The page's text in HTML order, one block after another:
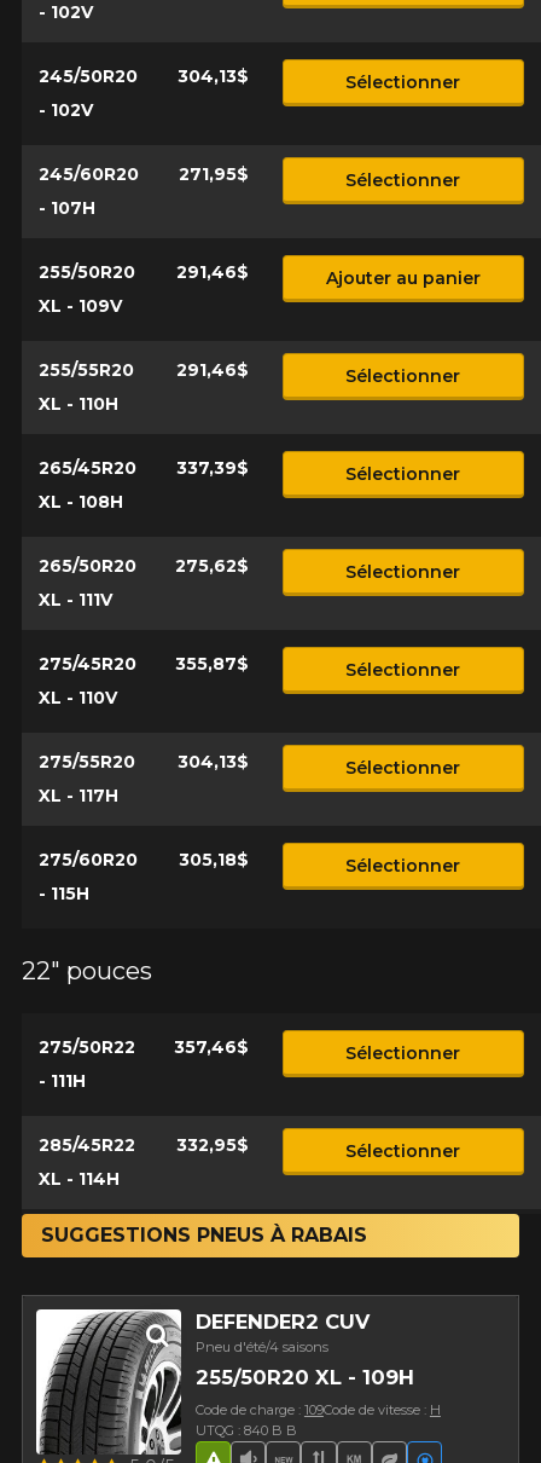
- 102V
245/50R20
- 102V
304,13$ Sélectionner
245/60R20
- 107H
271,95$ Sélectionner
255/50R20
XL - 109V
291,46$ Ajouter au panier
255/55R20
XL - 110H
291,46$ Sélectionner
265/45R20
XL - 108H
337,39$ Sélectionner
265/50R20
XL - 111V
275,62$ Sélectionner
275/45R20
XL - 110V
355,87$ Sélectionner
275/55R20
XL - 117H
304,13$ Sélectionner
275/60R20
- 115H
305,18$ Sélectionner
22" pouces
275/50R22
- 111H
357,46$ Sélectionner
285/45R22
XL - 114H
332,95$ Sélectionner
SUGGESTIONS PNEUS À RABAIS
DEFENDER2 CUV
Pneu d'été/4 saisons
255/50R20 XL - 109H
Code de charge : 109Code de vitesse : H
UTQG : 840 B B